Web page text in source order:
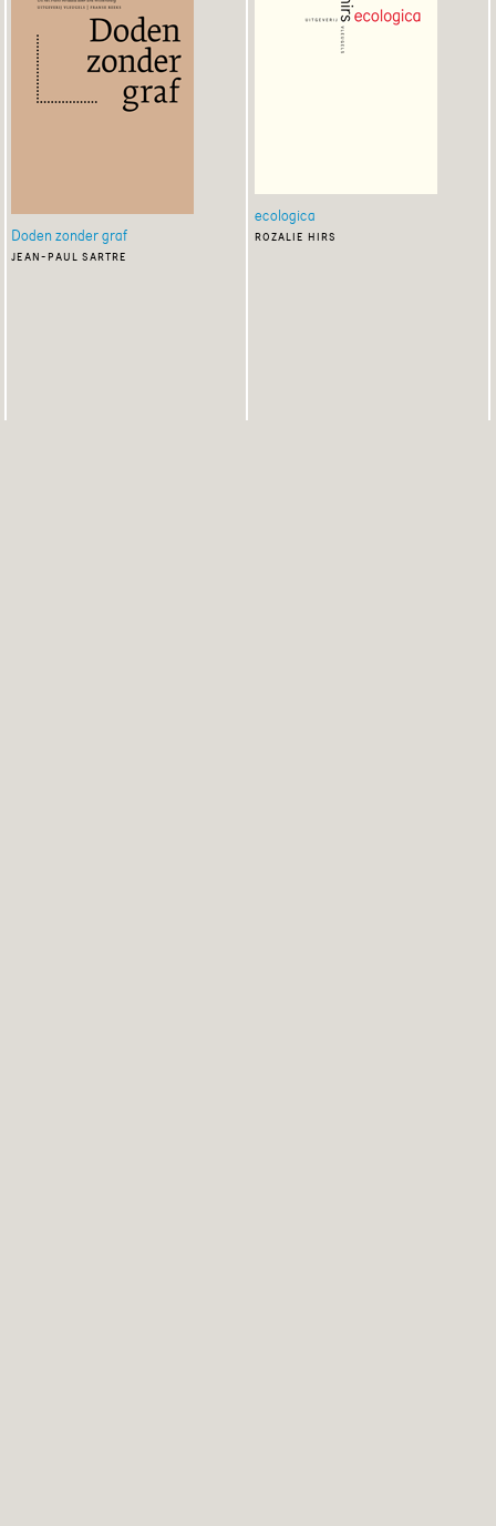
Doden zonder graf
jean-paul sartre
ecologica
rozalie hirs